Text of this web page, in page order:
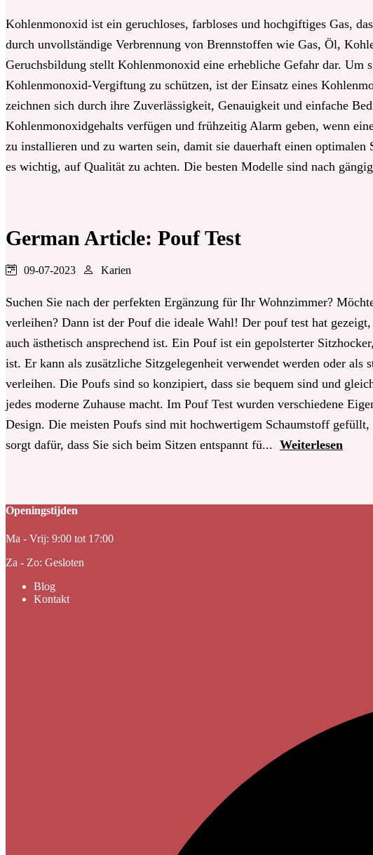
Kohlenmonoxid ist ein geruchloses, farbloses und hochgiftiges Gas,
durch unvollständige Verbrennung von Brennstoffen wie Gas, Öl,
Geruchsbildung stellt Kohlenmonoxid eine erhebliche Gefahr dar.
Kohlenmonoxid-Vergiftung zu schützen, ist der Einsatz eines
zeichnen sich durch ihre Zuverlässigkeit, Genauigkeit und einfache
Kohlenmonoxidgehalts verfügen und frühzeitig Alarm geben, wenn
zu installieren und zu warten sein, damit sie dauerhaft einen
es wichtig, auf Qualität zu achten. Die besten Modelle sind nach
German Article: Pouf Test
09-07-2023 Karien
Suchen Sie nach der perfekten Ergänzung für Ihr Wohnzimmer?
verleihen? Dann ist der Pouf die ideale Wahl! Der pouf test hat
auch ästhetisch ansprechend ist. Ein Pouf ist ein gepolsterter
ist. Er kann als zusätzliche Sitzgelegenheit verwendet werden oder
verleihen. Die Poufs sind so konzipiert, dass sie bequem sind und
jedes moderne Zuhause macht. Im Pouf Test wurden verschiedene
Design. Die meisten Poufs sind mit hochwertigem Schaumstoff
sorgt dafür, dass Sie sich beim Sitzen entspannt fü... Weiterlesen
Openingstijden
Ma - Vrij: 9:00 tot 17:00
Za - Zo: Gesloten
Blog
Kontakt